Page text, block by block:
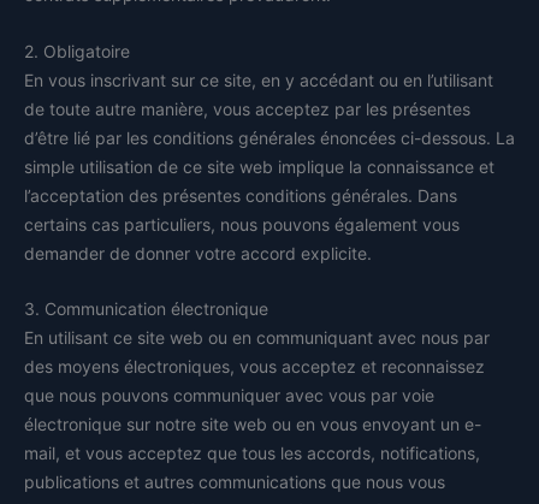
2. Obligatoire
En vous inscrivant sur ce site, en y accédant ou en l’utilisant
de toute autre manière, vous acceptez par les présentes
d’être lié par les conditions générales énoncées ci-dessous. La
simple utilisation de ce site web implique la connaissance et
l’acceptation des présentes conditions générales. Dans
certains cas particuliers, nous pouvons également vous
demander de donner votre accord explicite.
3. Communication électronique
En utilisant ce site web ou en communiquant avec nous par
des moyens électroniques, vous acceptez et reconnaissez
que nous pouvons communiquer avec vous par voie
électronique sur notre site web ou en vous envoyant un e-
mail, et vous acceptez que tous les accords, notifications,
publications et autres communications que nous vous